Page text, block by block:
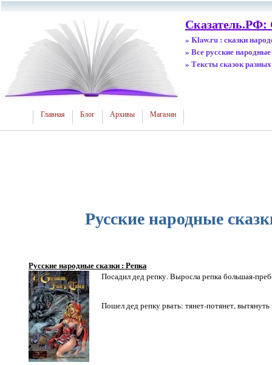
Сказатель.РФ:
» Klaw.ru : сказки
» Все русские народные
» Тексты сказок
Главная Блог Архивы Магазин
Русские народные
Русские народные сказки : Репка
Посадил дед репку. Выросла репка большая-
Пошел дед репку рвать: тянет-потянет,